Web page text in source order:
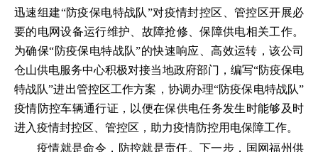
迅速组建“防疫保电特战队”对疫情封控区、管控区开展必
要的电网设备运行维护、故障抢修、保障供电相关工作。
为确保“防疫保电特战队”的快速响应、高效运转，该公司
仓山供电服务中心积极对接当地政府部门，编写“防疫保电
特战队”进出管控区工作方案，协调办理“防疫保电特战队”
疫情防控车辆通行证，以便在保供电任务发生时能够及时
进入疫情封控区、管控区，助力疫情防控用电保障工作。
疫情就是命令，防控就是责任。下一步，国网福州供